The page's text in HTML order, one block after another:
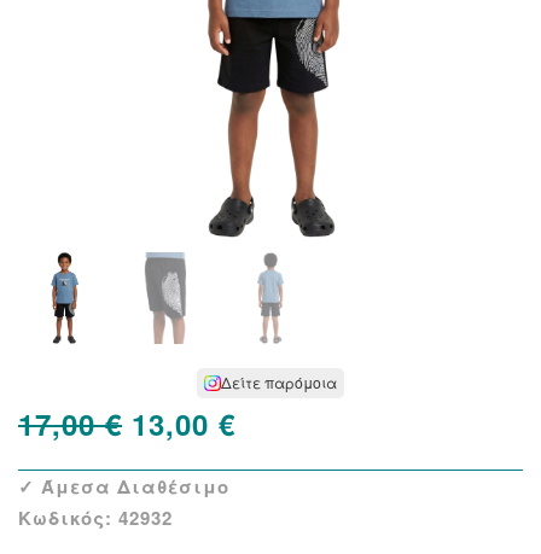
Δείτε παρόμοια
17,00€ Original
price
was:
13,00 €
τρέχουσα
✓ Άμεσα Διαθέσιμο
Κωδικός: 42932